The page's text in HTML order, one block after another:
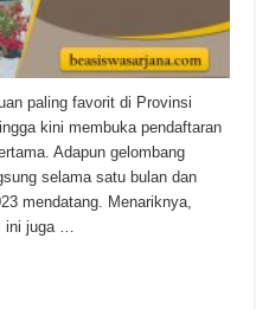
paling favorit di Provinsi
kini membuka pendaftaran
Adapun gelombang
selama satu bulan dan
mendatang. Menariknya,
ini juga …